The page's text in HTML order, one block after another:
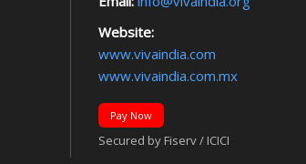
Website:
www.vivaindia.com
www.vivaindia.com.mx
Pay Now
Secured by Fiserv / ICICI